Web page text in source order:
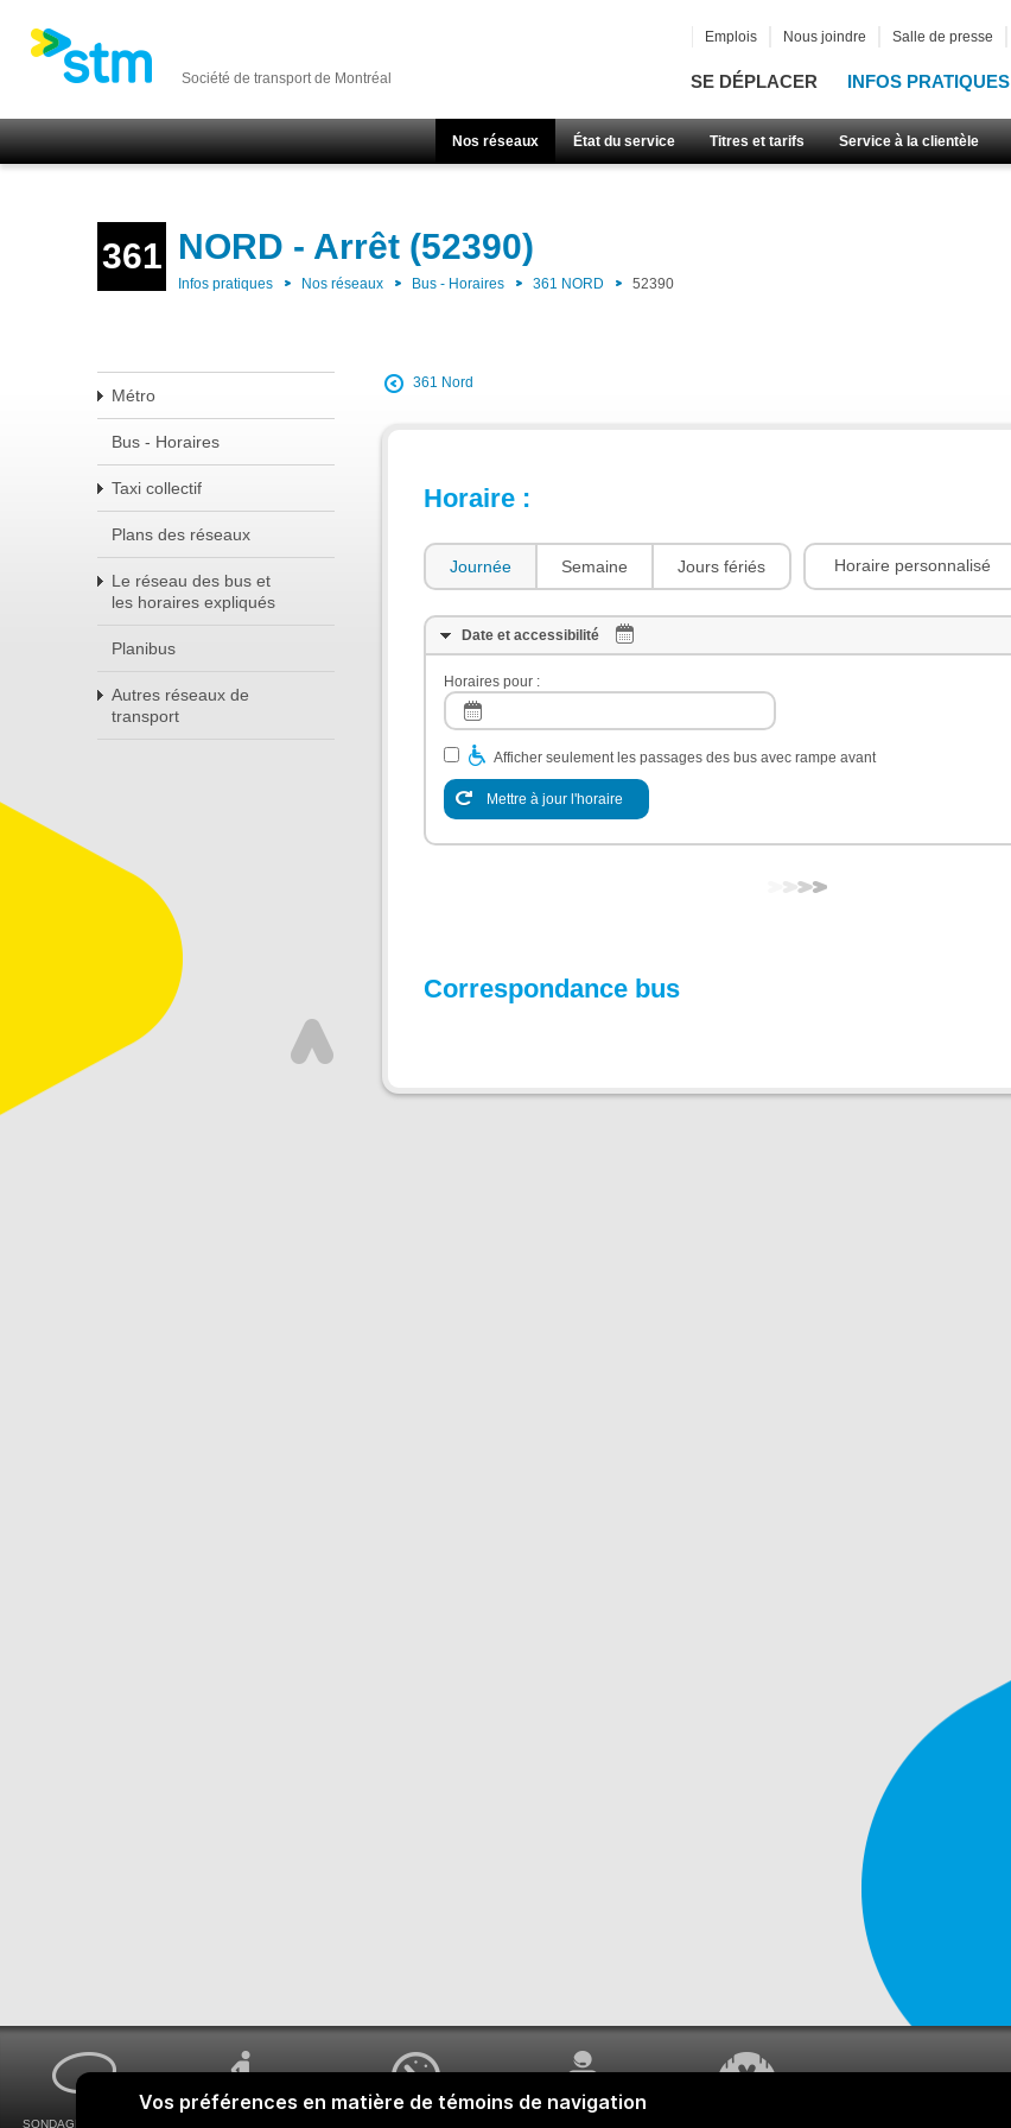
Société de transport de Montréal SE DÉPLACER INFOS PRATIQUES
Nos réseaux État du service Titres et tarifs Service à la clientèle
Emplois Nous joindre Salle de presse
361 NORD - Arrêt (52390)
Infos pratiques Nos réseaux Bus - Horaires 361 NORD 52390
Métro
Bus - Horaires
Taxi collectif
Plans des réseaux
Le réseau des bus et
les horaires expliqués
Planibus
Autres réseaux de
transport
361 Nord
Horaire :
Journée Semaine Jours fériés Horaire personnalisé
Date et accessibilité
Horaires pour :
Afficher seulement les passages des bus avec rampe avant
Mettre à jour l'horaire
Correspondance bus
SONDAGES MA VOIX